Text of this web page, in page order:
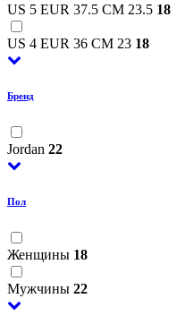
US 5 EUR 37.5 CM 23.5 18
US 4 EUR 36 CM 23 18
Бренд
Jordan 22
Пол
Женщины 18
Мужчины 22